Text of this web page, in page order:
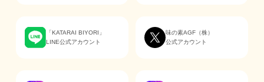
「KATARAI BIYORI」
LINE公式アカウント
味の素AGF（株）
公式アカウント